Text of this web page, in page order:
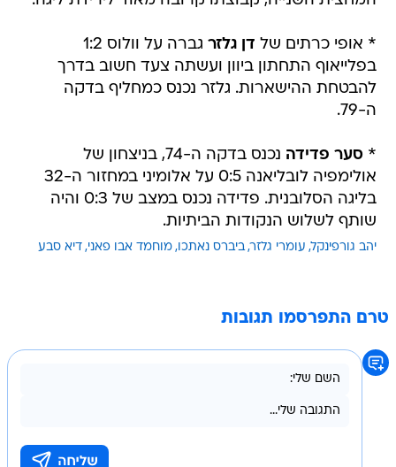
* אופי כרתים של דן גלזר
גברה על וולוס 1:2
בפלייאוף התחתון ביוון ועשתה צעד חשוב בדרך
להבטחת ההישארות. גלזר נכנס כמחליף בדקה
ה-79.
*סער פדידה
נכנס בדקה ה-74, בניצחון של
אולימפיה לובליאנה 0:5 על אלומיני במחזור ה-32
בליגה הסלובנית. פדידה נכנס במצב של 0:3 והיה
שותף לשלוש הנקודות הביתיות.
יהב גורפינקל עומרי גלזר ביברס נאתכו מוחמד אבו פאני דיא סבע
טרם התפרסמו תגובות